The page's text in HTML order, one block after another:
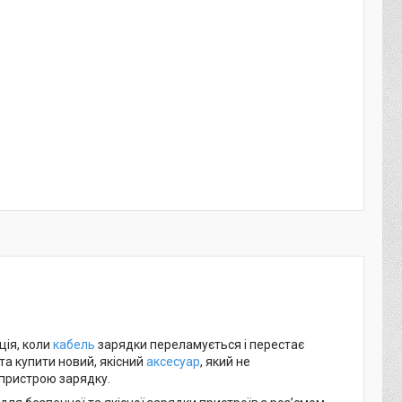
коли кабель зарядки переламується і перестає
купити новий, якісний аксесуар, який не
зарядку.